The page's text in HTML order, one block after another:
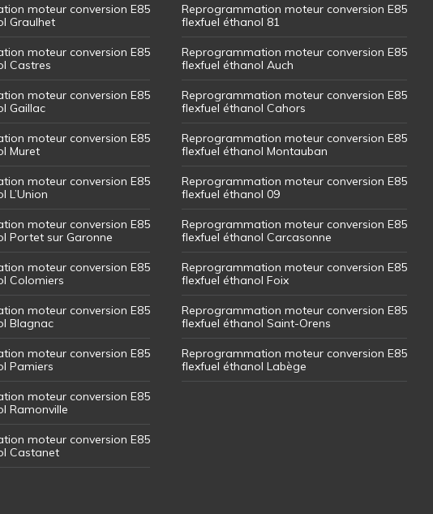
moteur conversion E85
Graulhet
moteur conversion E85
Castres
moteur conversion E85
Gaillac
moteur conversion E85
Muret
moteur conversion E85
L’Union
moteur conversion E85
Portet sur Garonne
moteur conversion E85
Colomiers
moteur conversion E85
Blagnac
moteur conversion E85
Pamiers
moteur conversion E85
Ramonville
moteur conversion E85
Castanet
Reprogrammation moteur conversion E85
flexfuel éthanol 81
Reprogrammation moteur conversion E85
flexfuel éthanol Auch
Reprogrammation moteur conversion E85
flexfuel éthanol Cahors
Reprogrammation moteur conversion E85
flexfuel éthanol Montauban
Reprogrammation moteur conversion E85
flexfuel éthanol 09
Reprogrammation moteur conversion E85
flexfuel éthanol Carcasonne
Reprogrammation moteur conversion E85
flexfuel éthanol Foix
Reprogrammation moteur conversion E85
flexfuel éthanol Saint-Orens
Reprogrammation moteur conversion E85
flexfuel éthanol Labège